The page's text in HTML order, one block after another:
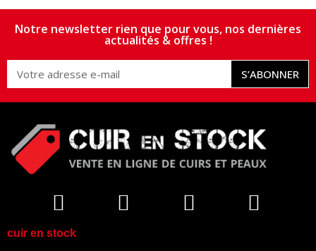
Notre newsletter rien que pour vous, nos dernières
actualités & offres !
S’ABONNER
cuir en stock